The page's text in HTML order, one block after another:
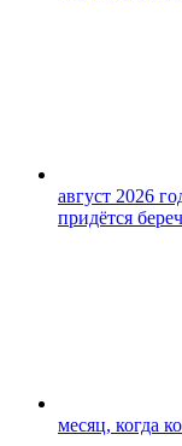
август 2026
придётся
месяц, когда